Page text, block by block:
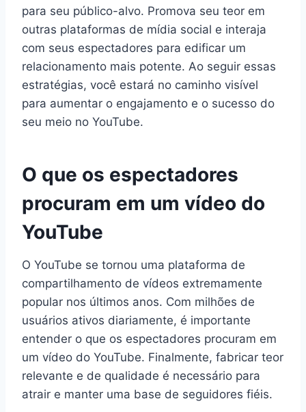
para seu público-alvo. Promova seu teor em
outras plataformas de mídia social e interaja
com seus espectadores para edificar um
relacionamento mais potente. Ao seguir essas
estratégias, você estará no caminho visível
para aumentar o engajamento e o sucesso do
seu meio no YouTube.
O que os espectadores
procuram em um vídeo do
YouTube
O YouTube se tornou uma plataforma de
compartilhamento de vídeos extremamente
popular nos últimos anos. Com milhões de
usuários ativos diariamente, é importante
entender o que os espectadores procuram em
um vídeo do YouTube. Finalmente, fabricar teor
relevante e de qualidade é necessário para
atrair e manter uma base de seguidores fiéis.